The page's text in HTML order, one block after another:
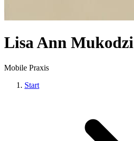
Lisa Ann Mukodzi
Mobile Praxis
Start